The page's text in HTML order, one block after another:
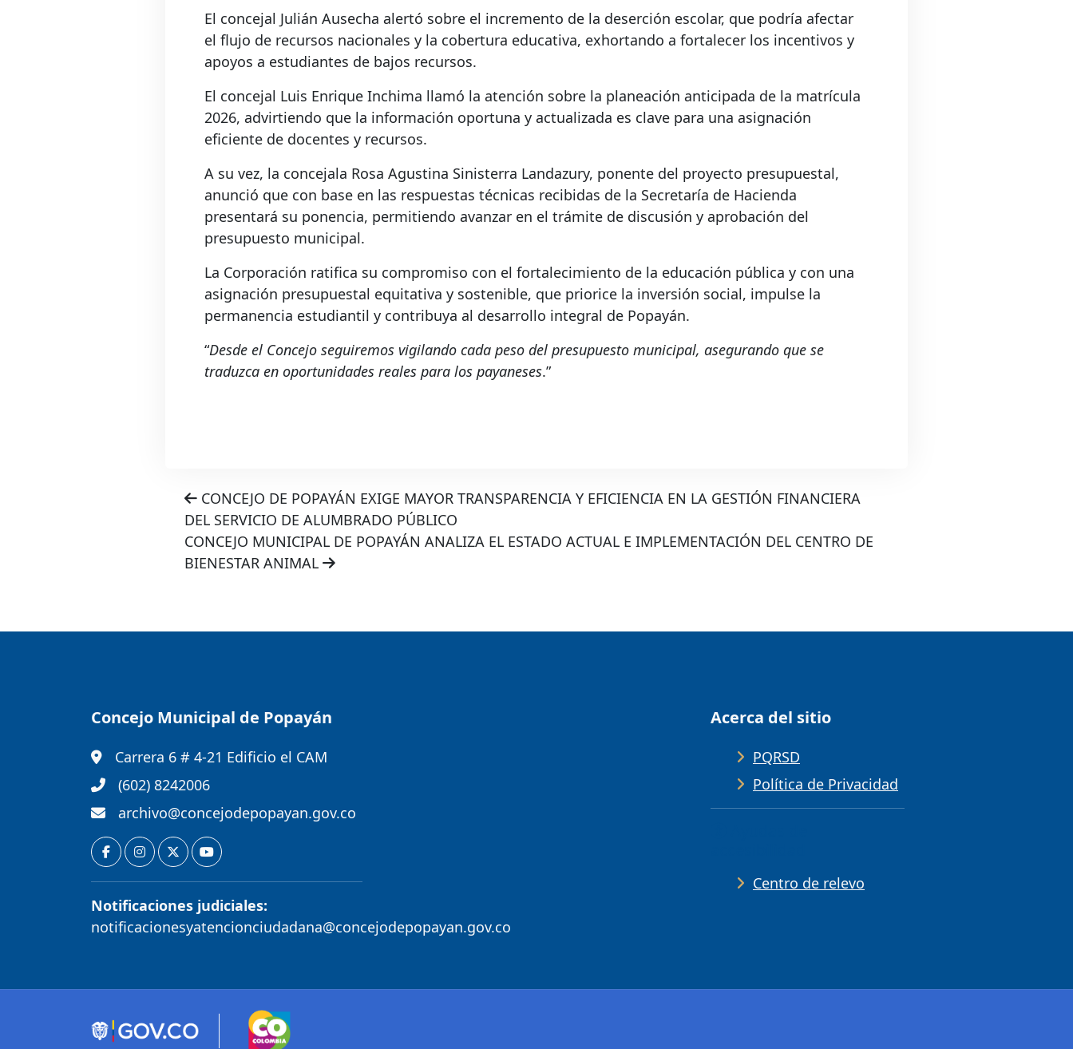
El concejal Julián Ausecha alertó sobre el incremento de la deserción escolar, que podría afectar
el flujo de recursos nacionales y la cobertura educativa, exhortando a fortalecer los incentivos y
apoyos a estudiantes de bajos recursos.
El concejal Luis Enrique Inchima llamó la atención sobre la planeación anticipada de la matrícula
2026, advirtiendo que la información oportuna y actualizada es clave para una asignación
eficiente de docentes y recursos.
A su vez, la concejala Rosa Agustina Sinisterra Landazury, ponente del proyecto presupuestal,
anunció que con base en las respuestas técnicas recibidas de la Secretaría de Hacienda
presentará su ponencia, permitiendo avanzar en el trámite de discusión y aprobación del
presupuesto municipal.
La Corporación ratifica su compromiso con el fortalecimiento de la educación pública y con una
asignación presupuestal equitativa y sostenible, que priorice la inversión social, impulse la
permanencia estudiantil y contribuya al desarrollo integral de Popayán.
“Desde el Concejo seguiremos vigilando cada peso del presupuesto municipal, asegurando que se
traduzca en oportunidades reales para los payaneses.”
CONCEJO DE POPAYÁN EXIGE MAYOR TRANSPARENCIA Y EFICIENCIA EN LA GESTIÓN FINANCIERA
DEL SERVICIO DE ALUMBRADO PÚBLICO
CONCEJO MUNICIPAL DE POPAYÁN ANALIZA EL ESTADO ACTUAL E IMPLEMENTACIÓN DEL CENTRO DE
BIENESTAR ANIMAL
Concejo Municipal de Popayán
Carrera 6 # 4-21 Edificio el CAM
(602) 8242006
archivo@concejodepopayan.gov.co
Notificaciones judiciales:
notificacionesyatencionciudadana@concejodepopayan.gov.co
Acerca del sitio
PQRSD
Política de Privacidad
Centro de relevo